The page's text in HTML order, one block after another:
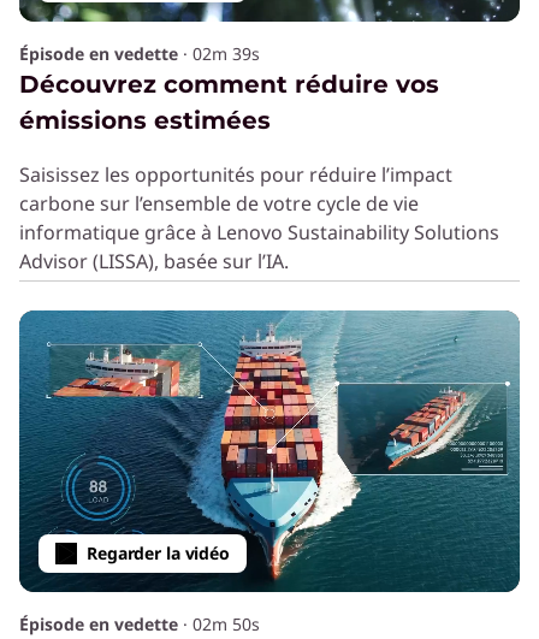
Épisode en vedette · 02m 39s
Découvrez comment réduire vos
émissions estimées
Saisissez les opportunités pour réduire l’impact
carbone sur l’ensemble de votre cycle de vie
informatique grâce à Lenovo Sustainability Solutions
Advisor (LISSA), basée sur l’IA.
Regarder la vidéo
Épisode en vedette · 02m 50s